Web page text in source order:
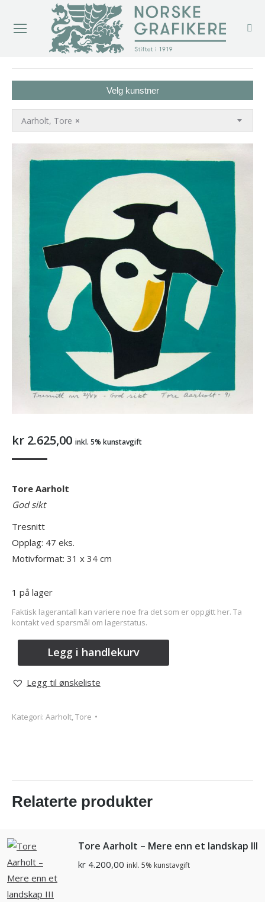
Velg kunstner
×
Aarholt, Tore
kr 2.625,00 inkl. 5% kunstavgift
Tore Aarholt
God sikt
Tresnitt
Opplag: 47 eks.
Motivformat: 31 x 34 cm
1 på lager
Faktisk lagerantall kan variere noe fra det som er oppgitt her. Ta
kontakt ved spørsmål om lagerstatus.
Legg i handlekurv
Legg til ønskeliste
Kategori: Aarholt, Tore
Relaterte produkter
Tore Aarholt – Mere enn et landskap III
kr 4.200,00 inkl. 5% kunstavgift